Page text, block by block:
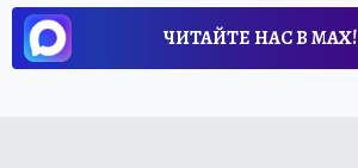
ЧИТАЙТЕ НАС В МАХ!